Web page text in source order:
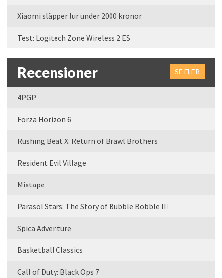
Xiaomi släpper lur under 2000 kronor
Test: Logitech Zone Wireless 2 ES
Recensioner SE FLER
4PGP
Forza Horizon 6
Rushing Beat X: Return of Brawl Brothers
Resident Evil Village
Mixtape
Parasol Stars: The Story of Bubble Bobble III
Spica Adventure
Basketball Classics
Call of Duty: Black Ops 7